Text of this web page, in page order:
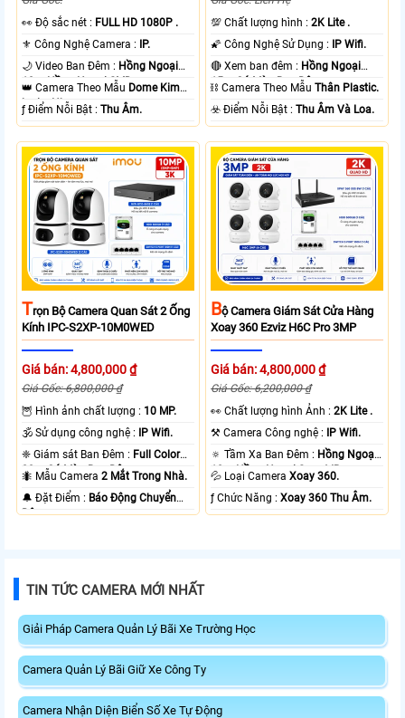
️👀 Độ sắc nét : FULL HD 1080P .
⚜️ Công Nghệ Camera :
IP.
🌙 Video Ban Đêm : Hồng Ngoại
10m Hồng Ngoại SMD.
👑 Camera Theo Mẫu Dome Kim
loại + Nhựa.
️ƒ Điểm Nỗi Bật :Thu Âm.
💯 Chất lượng hình :2K Lite .
🌠 Công Nghệ Sử Dụng :
IP Wifi.
🔴 Xem ban đêm : Hồng Ngoại
15m Có Màu Ban Ðêm.
⛓ Camera Theo MẫuThân Plastic.
️☣️ Điểm Nỗi Bật :Thu Âm Và Loa.
TRọn Bộ Camera Quan Sát 2 Ống
Kính IPC-S2XP-10M0WED
Giá bán: 4,800,000 ₫
Giá Gốc: 6,800,000 ₫
🦉 Hình ảnh chất lượng : 10 MP.
🕉️ Sử dụng công nghệ :
IP Wifi.
❈ Giám sát Ban Đêm : Full Color
20m Có Màu Ban Ðêm.
🐜 Mẫu Camera2 Mắt Trong Nhà.
️🔔 Đặt Điểm : Báo Động Chuyển
Động.
BỘ Camera Giám Sát Cửa Hàng
Xoay 360 Ezviz H6C Pro 3MP
Giá bán: 4,800,000 ₫
Giá Gốc: 6,200,000 ₫
️👀 Chất lượng hình Ảnh :2K Lite .
⚒ Camera Công nghệ :
IP Wifi.
🔅 Tầm Xa Ban Đêm : Hồng Ngoại
10m Hồng Ngoại Smart IR.
💦 Loại CameraXoay 360.
️ƒ Chức Năng :Xoay 360 Thu Âm.
TIN TỨC CAMERA MỚI NHẤT
Giải Pháp Camera Quản Lý Bãi Xe Trường Học
Camera Quản Lý Bãi Giữ Xe Công Ty
Camera Nhận Diện Biển Số Xe Tự Động